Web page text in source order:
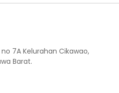
7A Kelurahan Cikawao,
Barat.